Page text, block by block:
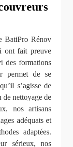
BatiPro Rénov
ont fait preuve
des formations
permet de se
s’agisse de
de nettoyage de
nos artisans
adéquats et
adaptées.
sérieux, nos